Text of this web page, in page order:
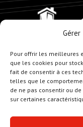
Pour offrir les meilleures
que les cookies pour
fait de consentir à ces
telles que le
de ne pas consentir ou
sur certaines
©